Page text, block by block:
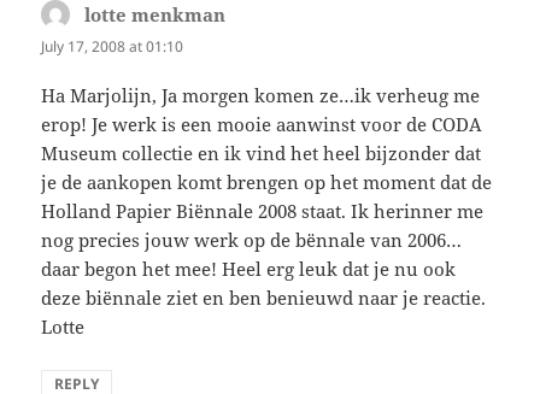
lotte menkman
July 17, 2008 at 01:10
Ha Marjolijn, Ja morgen komen ze…ik verheug me
erop! Je werk is een mooie aanwinst voor de CODA
Museum collectie en ik vind het heel bijzonder dat
je de aankopen komt brengen op het moment dat de
Holland Papier Biënnale 2008 staat. Ik herinner me
nog precies jouw werk op de bënnale van 2006…
daar begon het mee! Heel erg leuk dat je nu ook
deze biënnale ziet en ben benieuwd naar je reactie.
Lotte
REPLY